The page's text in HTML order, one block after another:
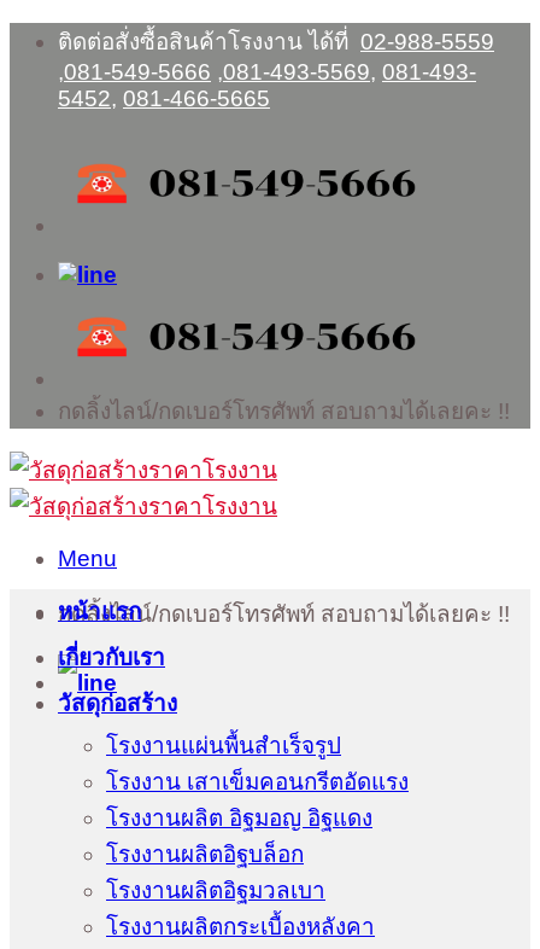
Skip
content
ติดต่อสั่งซื้อสินค้าโรงงาน ได้ที่ 02-988-5559
,081-549-5666 ,081-493-5569, 081-493-
5452, 081-466-5665
กดลิ้งไลน์/กดเบอร์โทรศัพท์ สอบถามได้เลยคะ !!
Menu
กดลิ้งไลน์/กดเบอร์โทรศัพท์ สอบถามได้เลยคะ !!
หน้าแรก
เกี่ยวกับเรา
วัสดุก่อสร้าง
โรงงานแผ่นพื้นสำเร็จรูป
โรงงาน เสาเข็มคอนกรีตอัดแรง
โรงงานผลิต อิฐมอญ อิฐแดง
โรงงานผลิตอิฐบล็อก
โรงงานผลิตอิฐมวลเบา
โรงงานผลิตกระเบื้องหลังคา